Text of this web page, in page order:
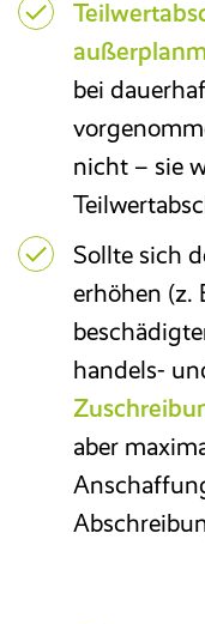
bei
nicht – sie
Sollte sich
erhöhen (z.
handels-
aber